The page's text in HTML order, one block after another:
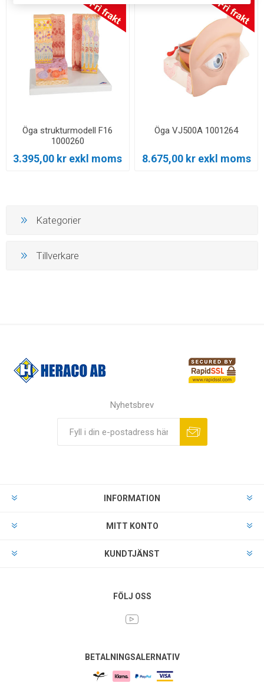
Öga strukturmodell F16
1000260
3.395,00 kr exkl moms
Öga VJ500A 1001264
8.675,00 kr exkl moms
Kategorier
Tillverkare
Nyhetsbrev
INFORMATION
MITT KONTO
KUNDTJÄNST
FÖLJ OSS
BETALNINGSALERNATIV